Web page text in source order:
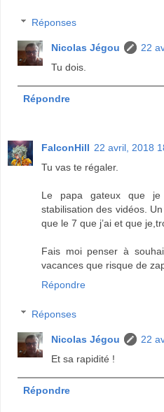
Réponses
Nicolas Jégou
22
Tu dois.
Répondre
FalconHill 22 avril, 2018
Tu vas te régaler.
Le papa gateux que
stabilisation des vidéos.
que le 7 que j’ai et que
Fais moi penser à
vacances que risque de
Répondre
Réponses
Nicolas Jégou
22
Et sa rapidité !
Répondre